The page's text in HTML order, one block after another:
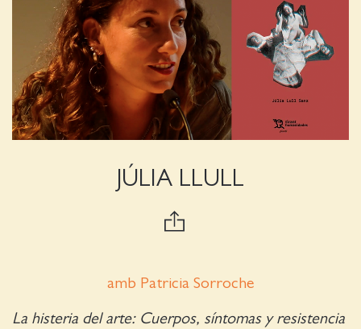
JÚLIA LLULL
amb Patricia Sorroche
La histeria del arte: Cuerpos, síntomas y resistencia